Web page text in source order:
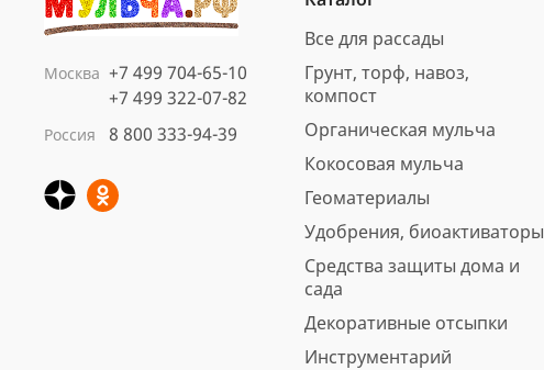
нефракционная, 60 л
Арт.: 4691
Москва +7 499 704-65-10
+7 499 322-07-82
Россия 8 800 333-94-39
Все для рассады
Грунт, торф, навоз,
компост
Органическая мульча
Кокосовая мульча
Геоматериалы
Удобрения, биоактиваторы
Средства защиты дома и
сада
Декоративные отсыпки
Инструментарий